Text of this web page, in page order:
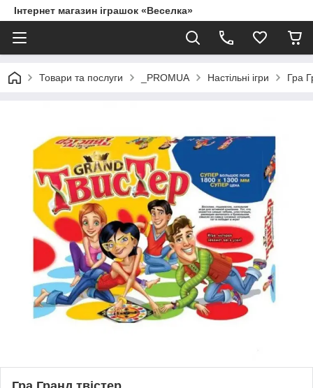
Інтернет магазин іграшок «Веселка»
Товари та послуги _PROMUA Настільні ігри Гра